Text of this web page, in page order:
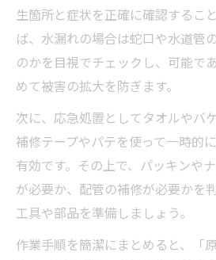
水道修理の迅速な対応で
自分でできる水道修理の応
自分で簡潔にできる水
水道修理を自分で始める
水道管水漏れ補修テー
蛇口水漏れポタポタ直
水道修理で役立つ道具
生箇所と症状を正確に確認するこ
ば、水漏れの場合は蛇口や水道管
のかを目視でチェックし、可能で
めて被害の拡大を防ぎます。
次に、応急処置としてタオルやバ
補修テープやパテを使って一時的
有効です。その上で、パッキンや
が必要か、配管の補修が必要かを
工具や部品を準備しましょう。
作業手順を簡潔にまとめると、「